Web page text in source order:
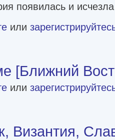
появилась и исчезла
и смерть древней империи
или
[Ближний
[Ближний Восток, 1993-94]
или
Византия,